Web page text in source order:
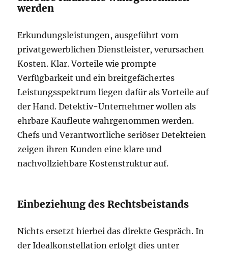
werden
Erkundungsleistungen, ausgeführt vom
privatgewerblichen Dienstleister, verursachen
Kosten. Klar. Vorteile wie prompte
Verfügbarkeit und ein breitgefächertes
Leistungsspektrum liegen dafür als Vorteile auf
der Hand. Detektiv-Unternehmer wollen als
ehrbare Kaufleute wahrgenommen werden.
Chefs und Verantwortliche seriöser Detekteien
zeigen ihren Kunden eine klare und
nachvollziehbare Kostenstruktur auf.
Einbeziehung des Rechtsbeistands
Nichts ersetzt hierbei das direkte Gespräch. In
der Idealkonstellation erfolgt dies unter